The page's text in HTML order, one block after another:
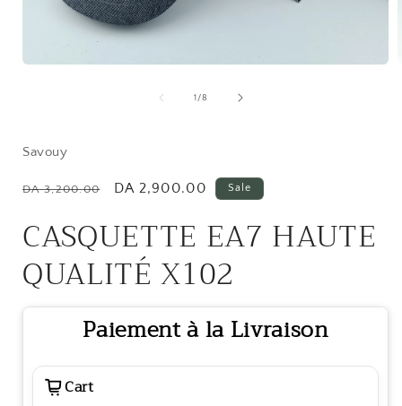
1 /of
8
Savouy
Regular
DA 3,200.00
Sale
DA 2,900.00 Sale
CASQUETTE EA7 HAUTE
QUALITÉ X102
Paiement à la Livraison
Cart